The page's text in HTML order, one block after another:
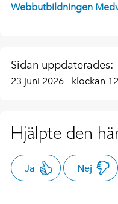
Webbutbildningen
Sidan uppdaterades:
23 juni 2026 klockan
Hjälpte den
Ja Nej